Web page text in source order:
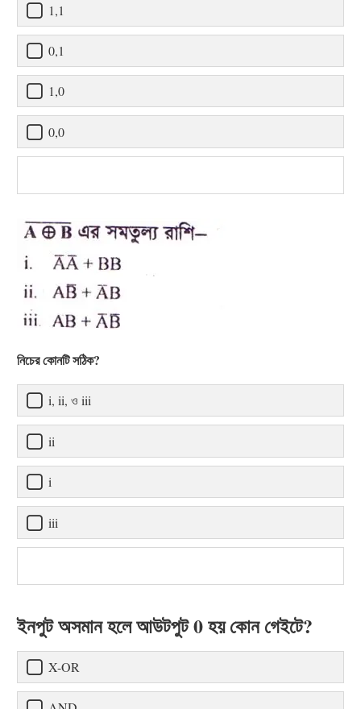
1,1
0,1
1,0
0,0
নিচের কোনটি সঠিক?
i, ii, ও iii
ii
i
iii
ইনপুট অসমান হলে আউটপুট 0 হয় কোন গেইটে?
X-OR